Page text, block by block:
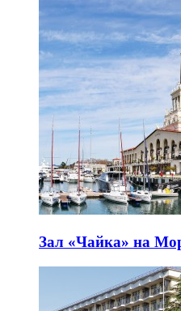
Зал «Чайка» на